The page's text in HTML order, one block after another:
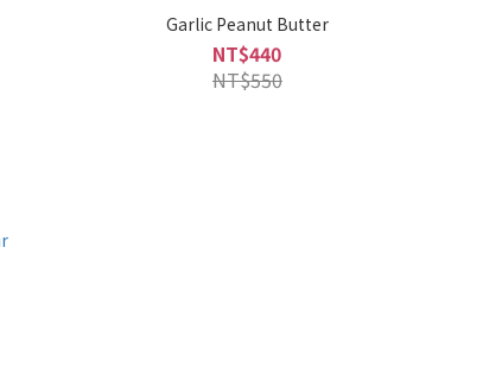
Garlic Peanut Butter
NT$440
NT$550